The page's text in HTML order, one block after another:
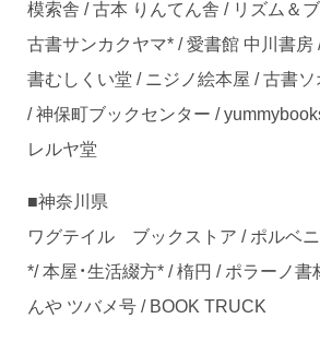
模索舎 / 古本 りんてん舎 / リズム＆
古書サンカクヤマ* / 愛書館 中川書房
書むしくい堂 / ニジノ絵本屋 / 古書
/ 神保町ブックセンター /
レルヤ堂
■神奈川県
ワグテイル ブックストア / ポルベ
*/ 本屋・生活綴方* / 楕円 / ポラーノ
んや ツバメ号 / BOOK TRUCK